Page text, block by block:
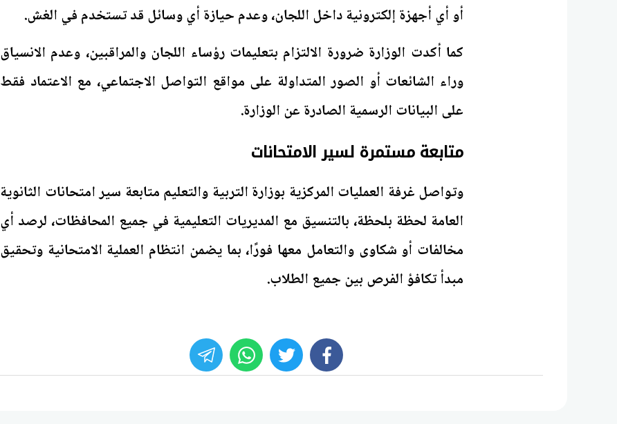
أو أي أجهزة إلكترونية داخل اللجان، وعدم حيازة أي وسائل قد تستخدم في الغش.
كما أكدت الوزارة ضرورة الالتزام بتعليمات رؤساء اللجان والمراقبين، وعدم الانسياق
وراء الشائعات أو الصور المتداولة على مواقع التواصل الاجتماعي، مع الاعتماد فقط
على البيانات الرسمية الصادرة عن الوزارة.
متابعة مستمرة لسير الامتحانات
وتواصل غرفة العمليات المركزية بوزارة التربية والتعليم متابعة سير امتحانات الثانوية
العامة لحظة بلحظة، بالتنسيق مع المديريات التعليمية في جميع المحافظات، لرصد أي
مخالفات أو شكاوى والتعامل معها فورًا، بما يضمن انتظام العملية الامتحانية وتحقيق
مبدأ تكافؤ الفرص بين جميع الطلاب.
facebook
twitter
whats